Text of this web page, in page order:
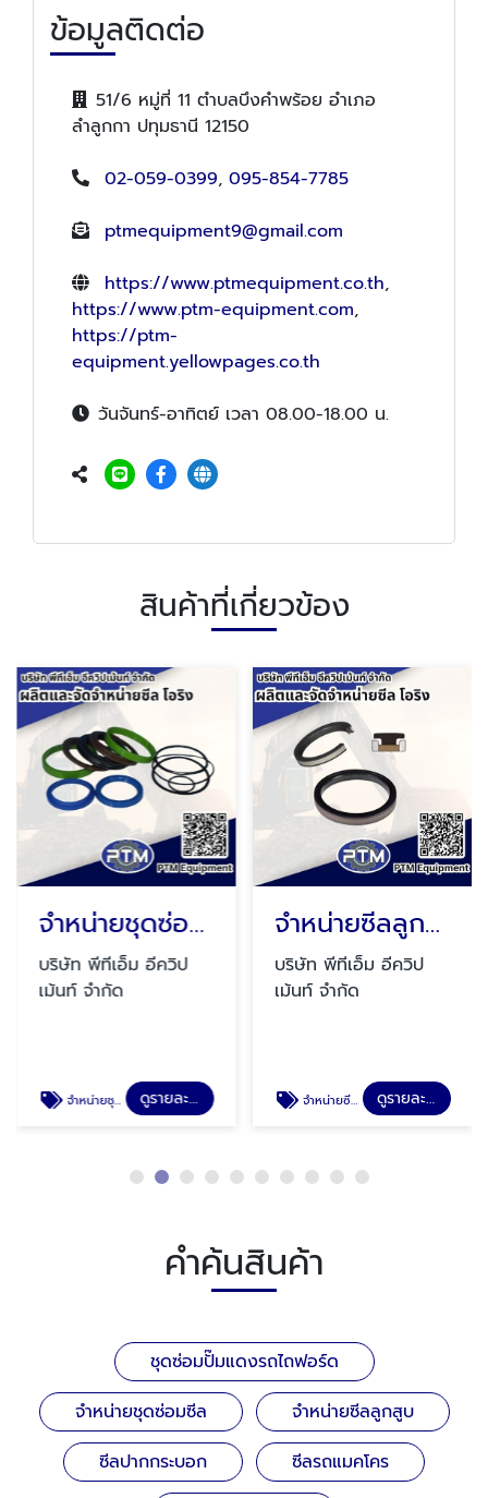
ข้อมูลติดต่อ
51/6 หมู่ที่ 11 ตำบลบึงคำพร้อย อำเภอ
ลำลูกกา ปทุมธานี 12150
02-059-0399, 095-854-7785
ptmequipment9@gmail.com
https://www.ptmequipment.co.th,
https://www.ptm-equipment.com,
https://ptm-
equipment.yellowpages.co.th
วันจันทร์-อาทิตย์ เวลา 08.00-18.00 น.
สินค้าที่เกี่ยวข้อง
จำหน่ายชุดซ่อมซีล
บริษัท พีทีเอ็ม อีควิป
เม้นท์ จำกัด
จำหน่ายชุดซ่อมซีล ดูรายละเอียด
จำหน่ายซีลลูกสูบ
บริษัท พีทีเอ็ม อีควิป
เม้นท์ จำกัด
จำหน่ายซีลลูกสูบ ดูรายละเอียด
คำค้นสินค้า
ชุดซ่อมปั๊มแดงรถไถฟอร์ด
จำหน่ายชุดซ่อมซีล
จำหน่ายซีลลูกสูบ
ซีลปากกระบอก
ซีลรถแมคโคร